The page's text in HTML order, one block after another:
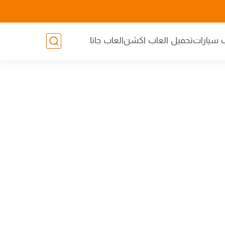
سياراتتحميل العاب اكشنالعاب جاتا